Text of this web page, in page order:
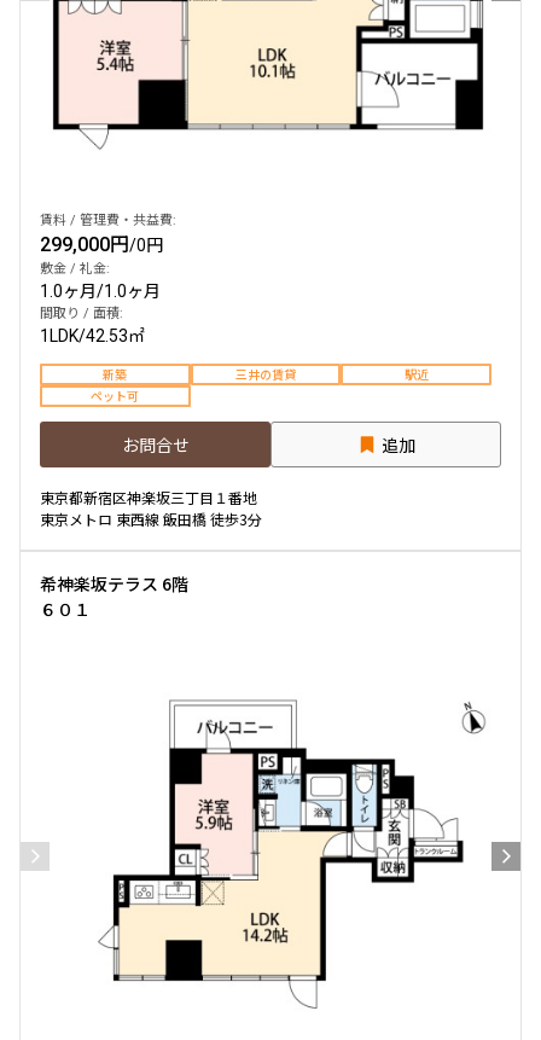
賃料 / 管理費・共益費:
299,000円/0円
敷金 / 礼金:
1.0ヶ月/1.0ヶ月
間取り / 面積:
1LDK/42.53㎡
新築 三井の賃貸
駅近
ペット可
お問合せ 追加
東京都新宿区神楽坂三丁目１番地
東京メトロ 東西線 飯田橋 徒歩3分
希神楽坂テラス 6階
６０１